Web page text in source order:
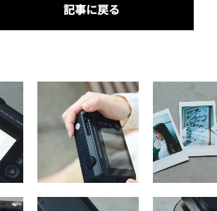
記事に戻る